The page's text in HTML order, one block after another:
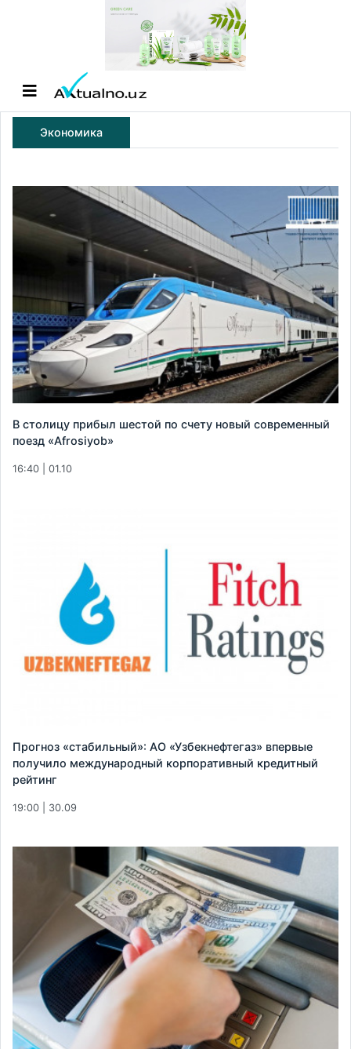
Экономика
В столицу прибыл шестой по счету новый современный
поезд «Afrosiyob»
16:40 | 01.10
Прогноз «стабильный»: АО «Узбекнефтегаз» впервые
получило международный корпоративный кредитный
рейтинг
19:00 | 30.09